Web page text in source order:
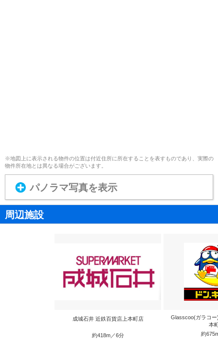
※地図上に表示される物件の位置は付近住所に所在することを表すものであり、実際の
物件所在地とは異なる場合がございます。
パノラマ写真を表示
周辺施設
成城石井 近鉄百貨店上本町店
約418m／6分
Glasscoo(ガラコ
本
約